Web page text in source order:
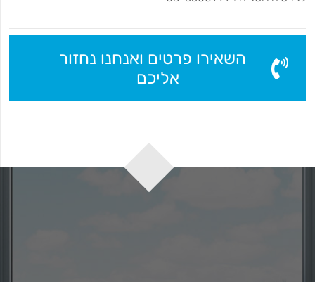
השאירו פרטים ואנחנו נחזור
אליכם